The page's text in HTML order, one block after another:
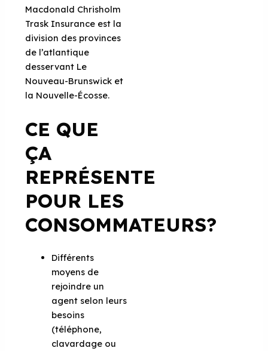
Macdonald Chrisholm
Trask Insurance est la
division des provinces
de l’atlantique
desservant Le
Nouveau-Brunswick et
la Nouvelle-Écosse.
CE QUE
ÇA
REPRÉSENTE
POUR LES
CONSOMMATEURS?
Différents
moyens de
rejoindre un
agent selon leurs
besoins
(téléphone,
clavardage ou